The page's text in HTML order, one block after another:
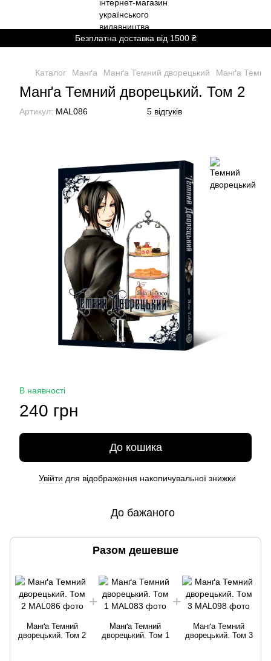
Безплатна доставка від 1500 ₴
Каталог Манґа Манґа Темний дворецький Манґа
Манґа Темний дворецький. Том 2
Артикул: MAL086 5 відгуків
В наявності
240 грн
До кошика
Увійти для відображення накопичувальної знижки
До бажаного
Разом дешевше
Манґа Темний
дворецький. Том 2
Манґа Темний
дворецький. Том 1
Манґа Темний
дворецький. Том 3